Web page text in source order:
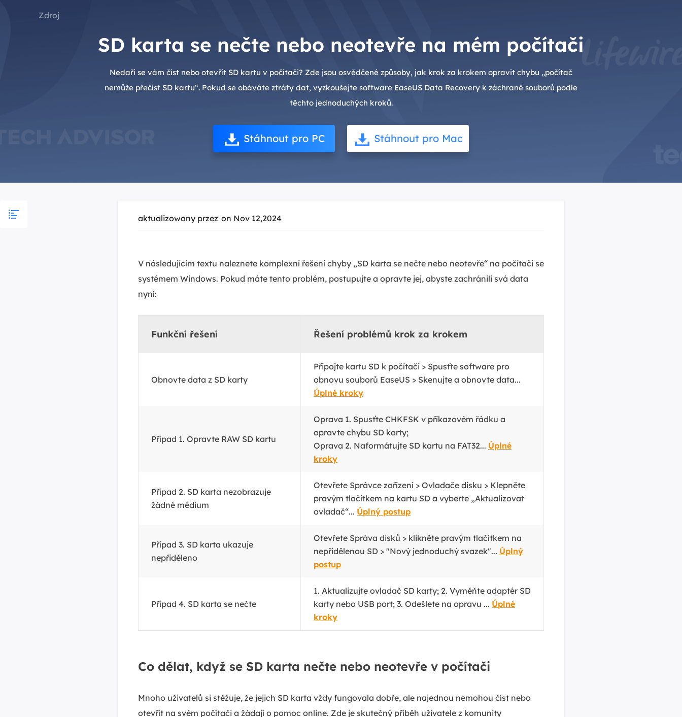
Zdroj
SD karta se nečte nebo neotevře na mém počítači
Nedaří se vám číst nebo otevřít SD kartu v počítači? Zde jsou osvědčené způsoby, jak krok za krokem opravit chybu „počítač
nemůže přečíst SD kartu“. Pokud se obáváte ztráty dat, vyzkoušejte software EaseUS Data Recovery k záchraně souborů podle
těchto jednoduchých kroků.
Stáhnout pro PC Stáhnout pro Mac
aktualizowany przez on Nov 12,2024
V následujícím textu naleznete komplexní řešení chyby „SD karta se nečte nebo neotevře“ na počítači se
systémem Windows. Pokud máte tento problém, postupujte a opravte jej, abyste zachránili svá data
nyní:
Funkční řešení Řešení problémů krok za krokem
Obnovte data z SD karty
Připojte kartu SD k počítači > Spusťte software pro
obnovu souborů EaseUS > Skenujte a obnovte data...
Úplné kroky
Případ 1. Opravte RAW SD kartu
Oprava 1. Spusťte CHKFSK v příkazovém řádku a
opravte chybu SD karty;
Oprava 2. Naformátujte SD kartu na FAT32... Úplné
kroky
Případ 2. SD karta nezobrazuje
žádné médium
Otevřete Správce zařízení > Ovladače disku > Klepněte
pravým tlačítkem na kartu SD a vyberte „Aktualizovat
ovladač“... Úplný postup
Případ 3. SD karta ukazuje
nepřiděleno
Otevřete Správa disků > klikněte pravým tlačítkem na
nepřidělenou SD > "Nový jednoduchý svazek"... Úplný
postup
Případ 4. SD karta se nečte
1. Aktualizujte ovladač SD karty; 2. Vyměňte adaptér SD
karty nebo USB port; 3. Odešlete na opravu ... Úplné
kroky
Co dělat, když se SD karta nečte nebo neotevře v počítači
Mnoho uživatelů si stěžuje, že jejich SD karta vždy fungovala dobře, ale najednou nemohou číst nebo
otevřít na svém počítači a žádají o pomoc online. Zde je skutečný příběh uživatele z komunity